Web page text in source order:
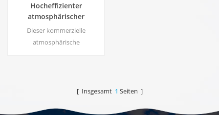
Hocheffizienter
atmosphärischer
Wassergenerator |
Heim/Kommerzielles
umweltfreundliches Gerät
Dieser kommerzielle
atmosphärische
auch ohne Chlor.[ Insgesamt 1 Seiten ]